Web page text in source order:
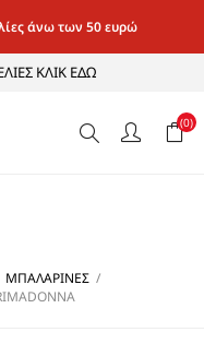
άνω των 50 ευρώ
ΚΛΙΚ ΕΔΩ
(0)
ΜΠΑΛΑΡΙΝΕΣ /